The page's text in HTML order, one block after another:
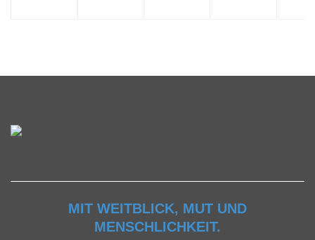
MIT WEITBLICK, MUT UND
MENSCHLICHKEIT.